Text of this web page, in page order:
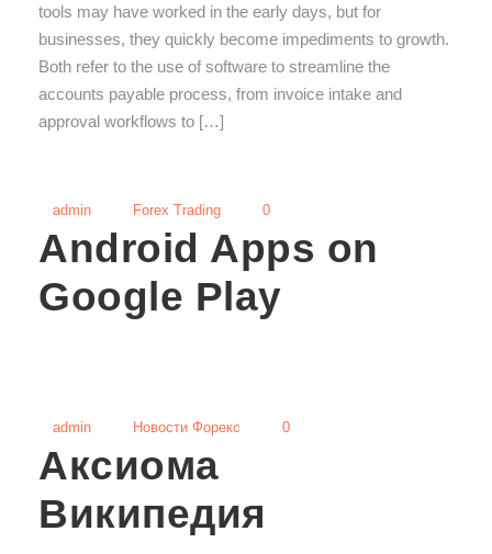
tools may have worked in the early days, but for
businesses, they quickly become impediments to growth.
Both refer to the use of software to streamline the
accounts payable process, from invoice intake and
approval workflows to […]
admin Forex Trading 0
Android Apps on
Google Play
admin Новости Форекс 0
Аксиома
Википедия